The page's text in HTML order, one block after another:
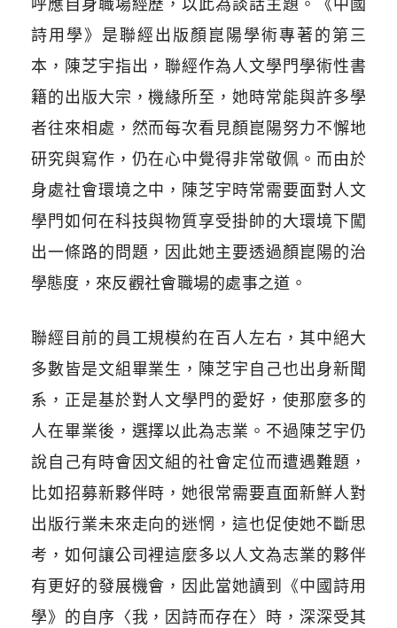
呼應自身職場經歷，以此為談話主題。《中國
詩用學》是聯經出版顏崑陽學術專著的第三
本，陳芝宇指出，聯經作為人文學門學術性書
籍的出版大宗，機緣所至，她時常能與許多學
者往來相處，然而每次看見顏崑陽努力不懈地
研究與寫作，仍在心中覺得非常敬佩。而由於
身處社會環境之中，陳芝宇時常需要面對人文
學門如何在科技與物質享受掛帥的大環境下闖
出一條路的問題，因此她主要透過顏崑陽的治
學態度，來反觀社會職場的處事之道。
聯經目前的員工規模約在百人左右，其中絕大
多數皆是文組畢業生，陳芝宇自己也出身新聞
系，正是基於對人文學門的愛好，使那麼多的
人在畢業後，選擇以此為志業。不過陳芝宇仍
說自己有時會因文組的社會定位而遭遇難題，
比如招募新夥伴時，她很常需要直面新鮮人對
出版行業未來走向的迷惘，這也促使她不斷思
考，如何讓公司裡這麼多以人文為志業的夥伴
有更好的發展機會，因此當她讀到《中國詩用
學》的自序〈我，因詩而存在〉時，深深受其